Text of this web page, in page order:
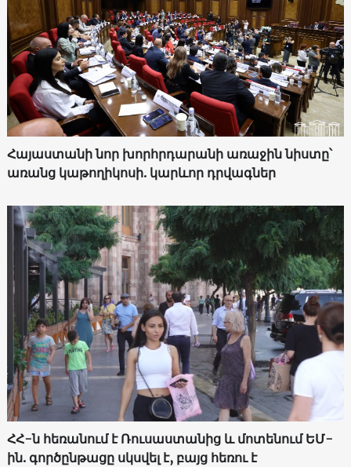
Հայաստանի նոր խորհրդարանի առաջին նիստը՝
առանց կաթողիկոսի. կարևոր դրվագներ
ՀՀ-ն հեռանում է Ռուսաստանից և մոտենում ԵՄ-
ին. գործընթացը սկսվել է, բայց հեռու է